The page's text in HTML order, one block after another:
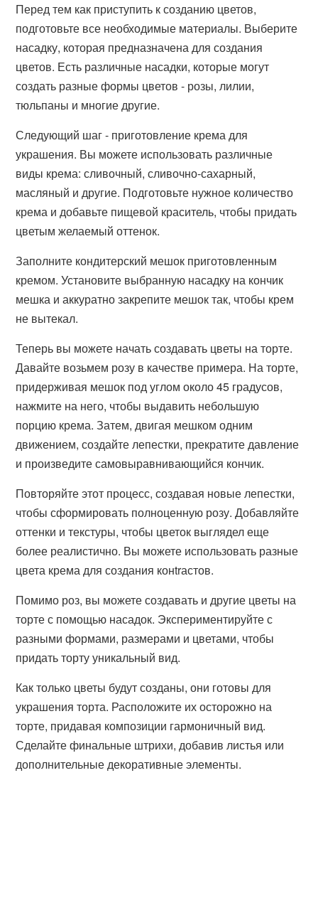
Перед тем как приступить к созданию цветов,
подготовьте все необходимые материалы. Выберите
насадку, которая предназначена для создания
цветов. Есть различные насадки, которые могут
создать разные формы цветов - розы, лилии,
тюльпаны и многие другие.
Следующий шаг - приготовление крема для
украшения. Вы можете использовать различные
виды крема: сливочный, сливочно-сахарный,
масляный и другие. Подготовьте нужное количество
крема и добавьте пищевой краситель, чтобы придать
цветым желаемый оттенок.
Заполните кондитерский мешок приготовленным
кремом. Установите выбранную насадку на кончик
мешка и аккуратно закрепите мешок так, чтобы крем
не вытекал.
Теперь вы можете начать создавать цветы на торте.
Давайте возьмем розу в качестве примера. На торте,
придерживая мешок под углом около 45 градусов,
нажмите на него, чтобы выдавить небольшую
порцию крема. Затем, двигая мешком одним
движением, создайте лепестки, прекратите давление
и произведите самовыравнивающийся кончик.
Повторяйте этот процесс, создавая новые лепестки,
чтобы сформировать полноценную розу. Добавляйте
оттенки и текстуры, чтобы цветок выглядел еще
более реалистично. Вы можете использовать разные
цвета крема для создания конtrастов.
Помимо роз, вы можете создавать и другие цветы на
торте с помощью насадок. Экспериментируйте с
разными формами, размерами и цветами, чтобы
придать торту уникальный вид.
Как только цветы будут созданы, они готовы для
украшения торта. Расположите их осторожно на
торте, придавая композиции гармоничный вид.
Сделайте финальные штрихи, добавив листья или
дополнительные декоративные элементы.